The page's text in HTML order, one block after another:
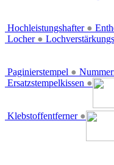
Hochleistungshafter ●
Locher ●
Paginierstempel ●
Ersatzstempelkissen ●
Klebstoffentferner ●